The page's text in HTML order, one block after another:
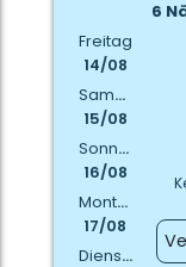
6
Freitag
14/08
Samstag
15/08
Sonntag
16/08
Montag
17/08
Dienstag